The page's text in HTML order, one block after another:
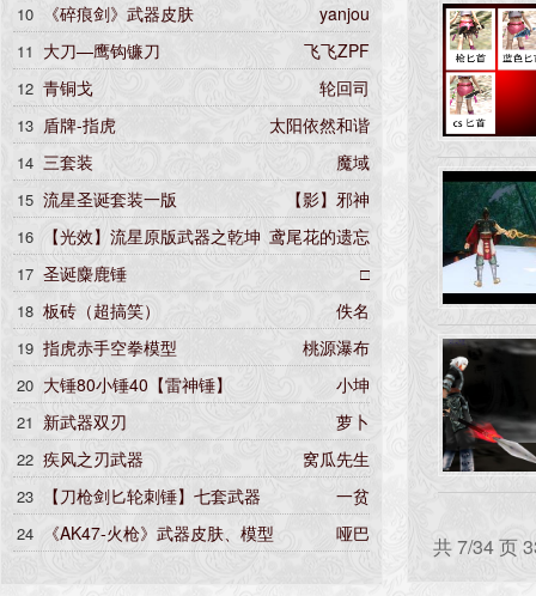
共 7/34 页
10 yanjou
《碎痕剑》武器皮肤
11 飞飞ZPF
大刀—鹰钩镰刀
12 轮回司
青铜戈
13 太阳依然和谐
盾牌-指虎
14 魔域
三套装
15 【影】邪神
流星圣诞套装一版
16 鸢尾花的遗忘
【光效】流星原版武器之乾坤
(绿色精装型) 普通 代码47号《有范围-供娱乐》
【鸢尾花的遗忘】
17 □
圣诞麋鹿锤
18 佚名
板砖（超搞笑）
19 桃源瀑布
指虎赤手空拳模型
20 小坤
大锤80小锤40【雷神锤】
21 萝卜
新武器双刃
22 窝瓜先生
疾风之刃武器
23 一贫
【刀枪剑匕轮刺锤】七套武器
24 哑巴
《AK47-火枪》武器皮肤、模型